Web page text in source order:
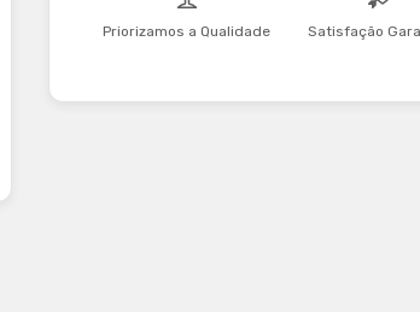
Priorizamos a Qualidade Satisfação